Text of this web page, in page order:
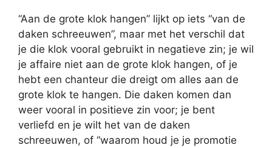
“Aan de grote klok hangen” lijkt op iets “van de
daken schreeuwen”, maar met het verschil dat
je die klok vooral gebruikt in negatieve zin; je wil
je affaire niet aan de grote klok hangen, of je
hebt een chanteur die dreigt om alles aan de
grote klok te hangen. Die daken komen dan
weer vooral in positieve zin voor; je bent
verliefd en je wilt het van de daken
schreeuwen, of “waarom houd je je promotie